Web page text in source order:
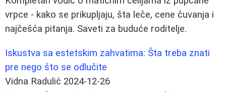
vrpce - kako se prikupljaju, šta leče, cene čuvanja i
najčešća pitanja. Saveti za buduće roditelje.
Iskustva sa estetskim zahvatima: Šta treba znati
pre nego što se odlučite
Vidna Radulić 2024-12-26